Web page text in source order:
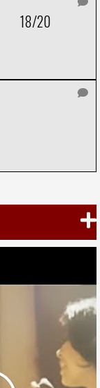
18/20